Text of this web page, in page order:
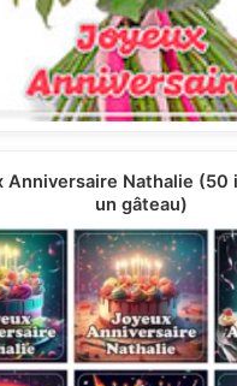
Anniversaire Nathalie (50
un gâteau)